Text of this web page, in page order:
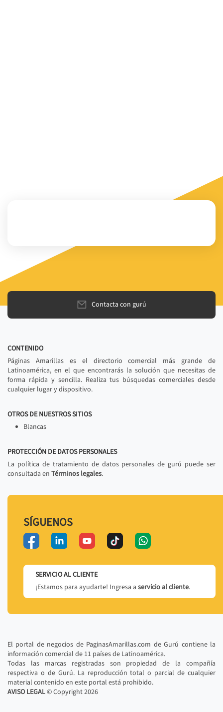
Contacta con gurú
CONTENIDO
Páginas Amarillas es el directorio comercial más grande de
Latinoamérica, en el que encontrarás la solución que necesitas de
forma rápida y sencilla. Realiza tus búsquedas comerciales desde
cualquier lugar y dispositivo.
OTROS DE NUESTROS SITIOS
Blancas
PROTECCIÓN DE DATOS PERSONALES
La política de tratamiento de datos personales de gurú puede ser
consultada en Términos legales.
SÍGUENOS
SERVICIO AL CLIENTE
¡Estamos para ayudarte! Ingresa a servicio al cliente.
El portal de negocios de PaginasAmarillas.com de Gurú contiene la
información comercial de 11 países de Latinoamérica.
Todas las marcas registradas son propiedad de la compañía
respectiva o de Gurú. La reproducción total o parcial de cualquier
material contenido en este portal está prohibido.
AVISO LEGAL© Copyright2026